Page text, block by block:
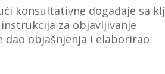
konsultativne događaje sa
za objavljivanje
objašnjenja i elaborirao